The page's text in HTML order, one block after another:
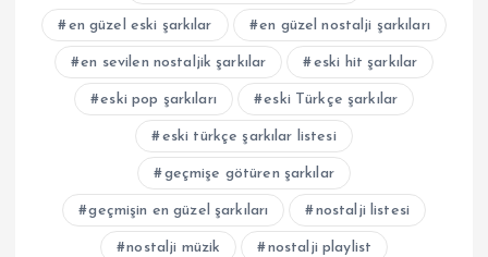
en güzel eski şarkılar en güzel nostalji şarkıları
en sevilen nostaljik şarkılar eski hit şarkılar
eski pop şarkıları eski Türkçe şarkılar
eski türkçe şarkılar listesi
geçmişe götüren şarkılar
geçmişin en güzel şarkıları nostalji listesi
nostalji müzik nostalji playlist